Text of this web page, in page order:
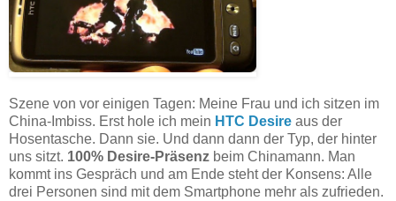
Szene von vor einigen Tagen: Meine Frau und ich sitzen im
China-Imbiss. Erst hole ich mein HTC Desire aus der
Hosentasche. Dann sie. Und dann dann der Typ, der hinter
uns sitzt. 100% Desire-Präsenz beim Chinamann. Man
kommt ins Gespräch und am Ende steht der Konsens: Alle
drei Personen sind mit dem Smartphone mehr als zufrieden.